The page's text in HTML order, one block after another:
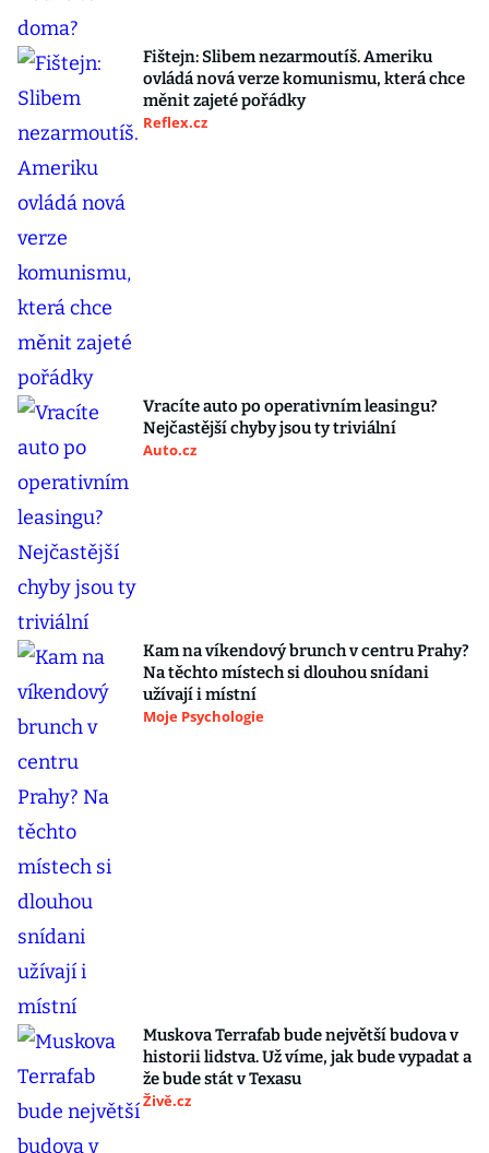
Fištejn: Slibem nezarmoutíš. Ameriku
ovládá nová verze komunismu, která chce
měnit zajeté pořádky
Reflex.cz
Vracíte auto po operativním leasingu?
Nejčastější chyby jsou ty triviální
Auto.cz
Kam na víkendový brunch v centru Prahy?
Na těchto místech si dlouhou snídani
užívají i místní
Moje Psychologie
Muskova Terrafab bude největší budova v
historii lidstva. Už víme, jak bude vypadat a
že bude stát v Texasu
Živě.cz